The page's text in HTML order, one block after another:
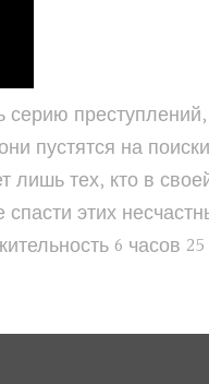
пустятся на
тех, кто в
этих
6 часов